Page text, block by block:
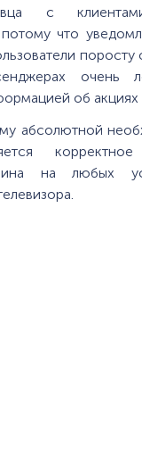
с
что
поросту
очень
об акциях
абсолютной
на любых